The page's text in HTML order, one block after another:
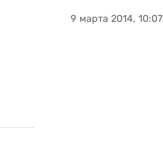
9 марта 2014, 10:07